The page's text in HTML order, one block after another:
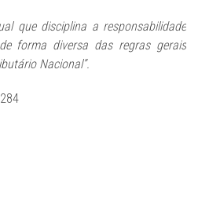
que disciplina a responsabilidade
forma diversa das regras gerais
Nacional”.